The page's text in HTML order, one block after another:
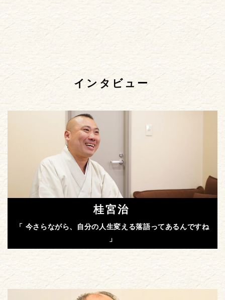
インタビュー
桂宮治
「 今さらながら、自分の人生変える落語ってあるんですね
」